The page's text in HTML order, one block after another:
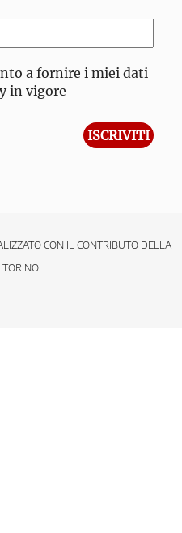
a fornire i miei dati
in vigore
CON IL CONTRIBUTO DELLA
TORINO